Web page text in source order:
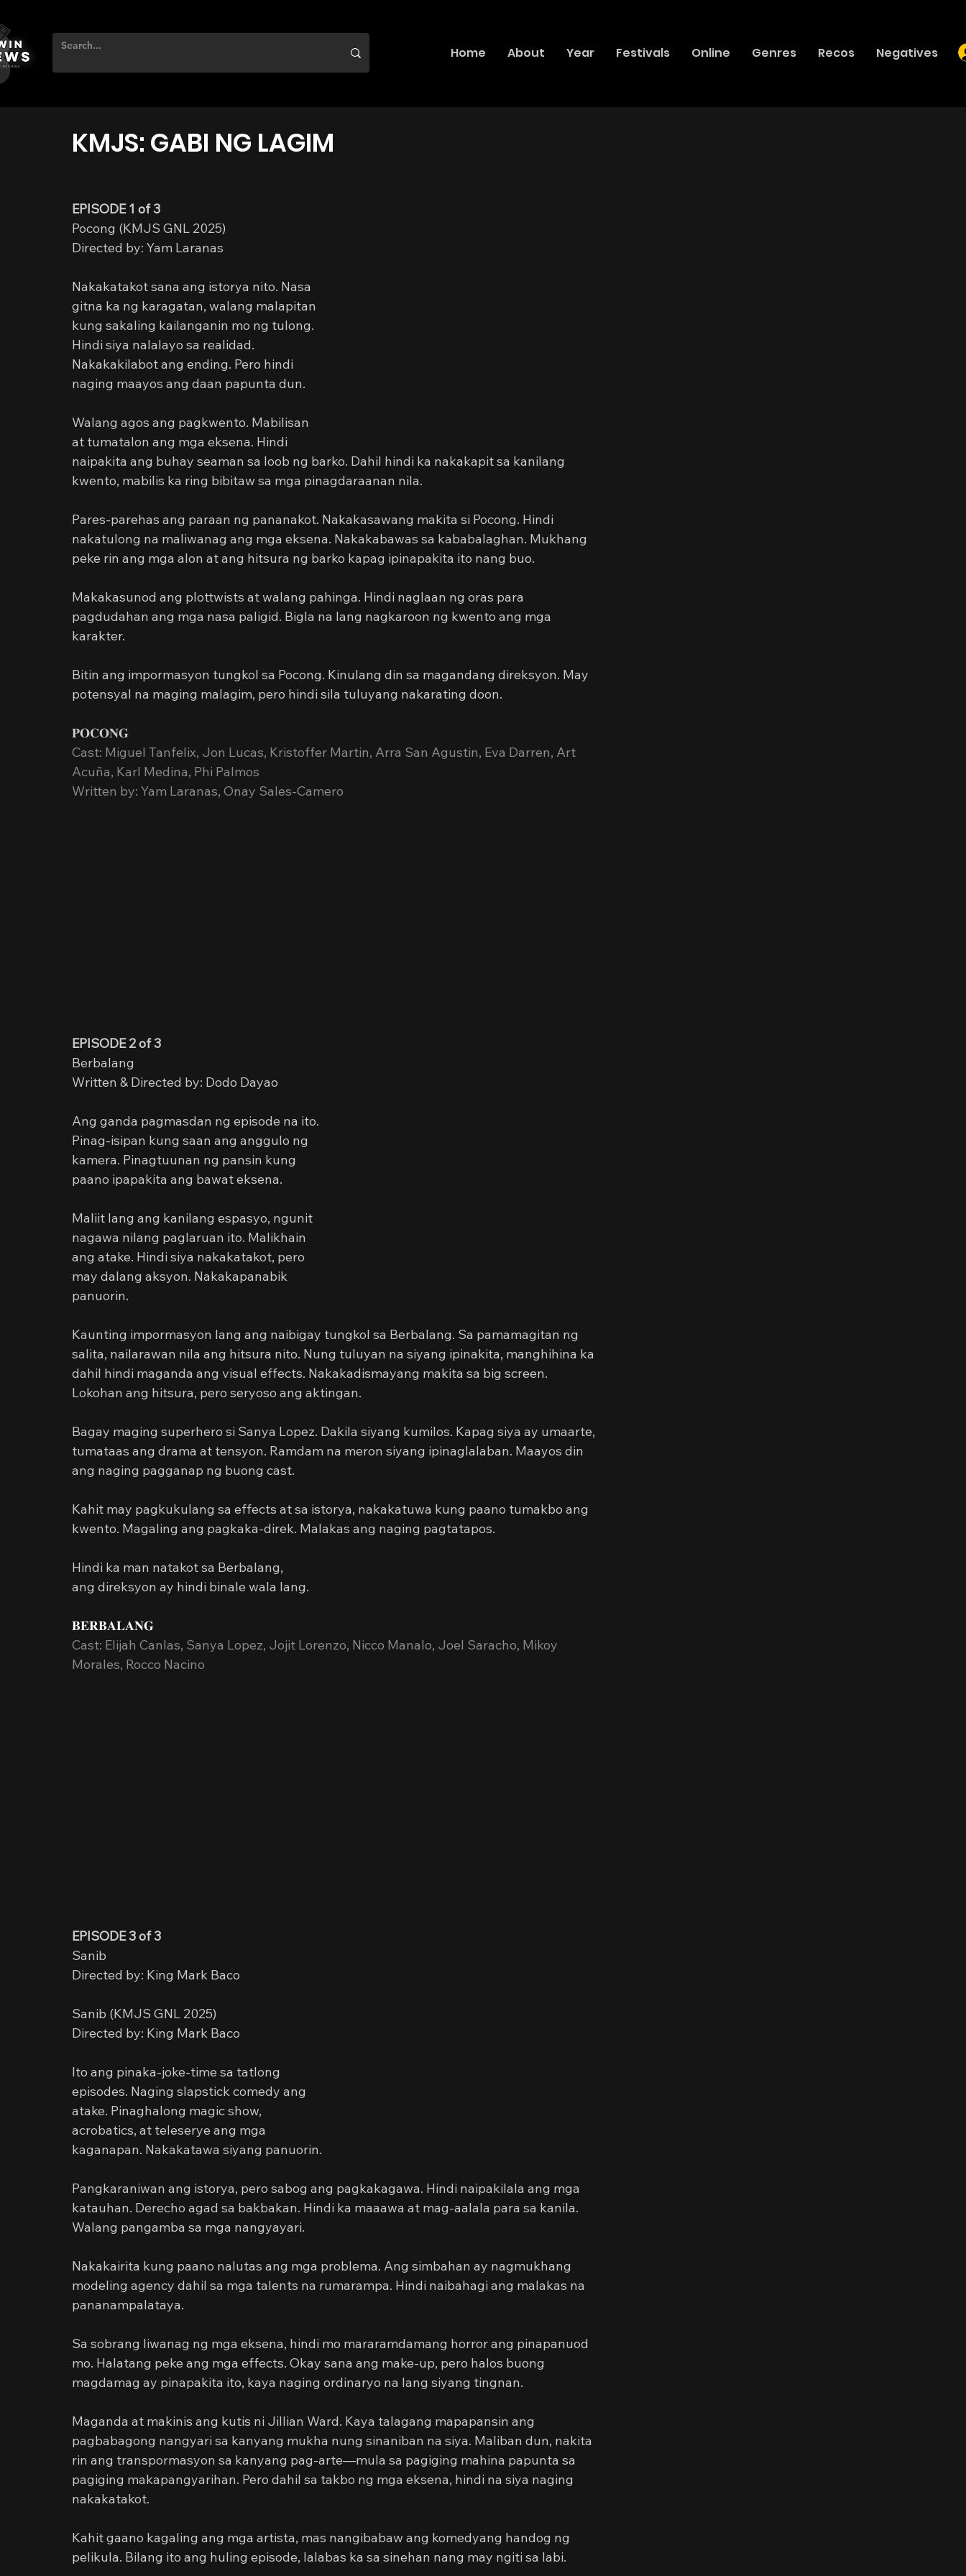
Home About Year Festivals Online Genres Recos Negatives
KMJS: GABI NG LAGIM
EPISODE 1 of 3
Pocong (KMJS GNL 2025)
Directed by: Yam Laranas
Nakakatakot sana ang istorya nito. Nasa
gitna ka ng karagatan, walang malapitan
kung sakaling kailanganin mo ng tulong.
Hindi siya nalalayo sa realidad.
Nakakakilabot ang ending. Pero hindi
naging maayos ang daan papunta dun.
Walang agos ang pagkwento. Mabilisan
at tumatalon ang mga eksena. Hindi
naipakita ang buhay seaman sa loob ng barko. Dahil hindi ka nakakapit sa kanilang
kwento, mabilis ka ring bibitaw sa mga pinagdaraanan nila.
Pares-parehas ang paraan ng pananakot. Nakakasawang makita si Pocong. Hindi
nakatulong na maliwanag ang mga eksena. Nakakabawas sa kababalaghan. Mukhang
peke rin ang mga alon at ang hitsura ng barko kapag ipinapakita ito nang buo.
Makakasunod ang plottwists at walang pahinga. Hindi naglaan ng oras para
pagdudahan ang mga nasa paligid. Bigla na lang nagkaroon ng kwento ang mga
karakter.
Bitin ang impormasyon tungkol sa Pocong. Kinulang din sa magandang direksyon. May
potensyal na maging malagim, pero hindi sila tuluyang nakarating doon.
𝐏𝐎𝐂𝐎𝐍𝐆
Cast: Miguel Tanfelix, Jon Lucas, Kristoffer Martin, Arra San Agustin, Eva Darren, Art
Acuña, Karl Medina, Phi Palmos
Written by: Yam Laranas, Onay Sales-Camero
EPISODE 2 of 3
Berbalang
Written & Directed by: Dodo Dayao
Ang ganda pagmasdan ng episode na ito.
Pinag-isipan kung saan ang anggulo ng
kamera. Pinagtuunan ng pansin kung
paano ipapakita ang bawat eksena.
Maliit lang ang kanilang espasyo, ngunit
nagawa nilang paglaruan ito. Malikhain
ang atake. Hindi siya nakakatakot, pero
may dalang aksyon. Nakakapanabik
panuorin.
Kaunting impormasyon lang ang naibigay tungkol sa Berbalang. Sa pamamagitan ng
salita, nailarawan nila ang hitsura nito. Nung tuluyan na siyang ipinakita, manghihina ka
dahil hindi maganda ang visual effects. Nakakadismayang makita sa big screen.
Lokohan ang hitsura, pero seryoso ang aktingan.
Bagay maging superhero si Sanya Lopez. Dakila siyang kumilos. Kapag siya ay umaarte,
tumataas ang drama at tensyon. Ramdam na meron siyang ipinaglalaban. Maayos din
ang naging pagganap ng buong cast.
Kahit may pagkukulang sa effects at sa istorya, nakakatuwa kung paano tumakbo ang
kwento. Magaling ang pagkaka-direk. Malakas ang naging pagtatapos.
Hindi ka man natakot sa Berbalang,
ang direksyon ay hindi binale wala lang.
𝐁𝐄𝐑𝐁𝐀𝐋𝐀𝐍𝐆
Cast: Elijah Canlas, Sanya Lopez, Jojit Lorenzo, Nicco Manalo, Joel Saracho, Mikoy
Morales, Rocco Nacino
EPISODE 3 of 3
Sanib
Directed by: King Mark Baco
Sanib (KMJS GNL 2025)
Directed by: King Mark Baco
Ito ang pinaka-joke-time sa tatlong
episodes. Naging slapstick comedy ang
atake. Pinaghalong magic show,
acrobatics, at teleserye ang mga
kaganapan. Nakakatawa siyang panuorin.
Pangkaraniwan ang istorya, pero sabog ang pagkakagawa. Hindi naipakilala ang mga
katauhan. Derecho agad sa bakbakan. Hindi ka maaawa at mag-aalala para sa kanila.
Walang pangamba sa mga nangyayari.
Nakakairita kung paano nalutas ang mga problema. Ang simbahan ay nagmukhang
modeling agency dahil sa mga talents na rumarampa. Hindi naibahagi ang malakas na
pananampalataya.
Sa sobrang liwanag ng mga eksena, hindi mo mararamdamang horror ang pinapanuod
mo. Halatang peke ang mga effects. Okay sana ang make-up, pero halos buong
magdamag ay pinapakita ito, kaya naging ordinaryo na lang siyang tingnan.
Maganda at makinis ang kutis ni Jillian Ward. Kaya talagang mapapansin ang
pagbabagong nangyari sa kanyang mukha nung sinaniban na siya. Maliban dun, nakita
rin ang transpormasyon sa kanyang pag-arte—mula sa pagiging mahina papunta sa
pagiging makapangyarihan. Pero dahil sa takbo ng mga eksena, hindi na siya naging
nakakatakot.
Kahit gaano kagaling ang mga artista, mas nangibabaw ang komedyang handog ng
pelikula. Bilang ito ang huling episode, lalabas ka sa sinehan nang may ngiti sa labi.